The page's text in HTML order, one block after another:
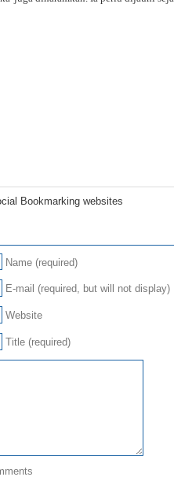
Bookmarking websites
Name (required)
E-mail (required, but will not display)
Website
Title (required)